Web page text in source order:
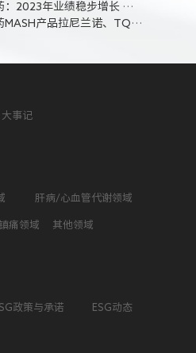
年业绩稳步增长 创新产品收入近百亿
产品拉尼兰诺、TQA2225开发进展更新
大事记
肝病/心血管代谢领域
痛领域 其他领域
政策与承诺 ESG动态